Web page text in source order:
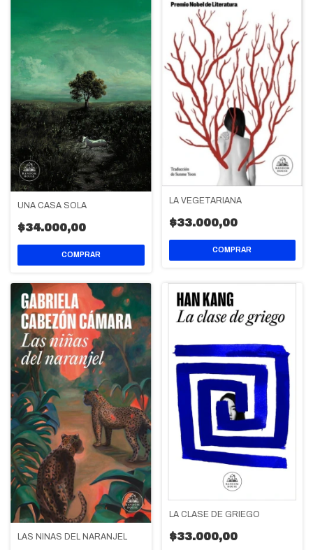
UNA CASA SOLA
$34.000,00
LA VEGETARIANA
$33.000,00
LAS NIÑAS DEL NARANJEL
LA CLASE DE GRIEGO
$33.000,00